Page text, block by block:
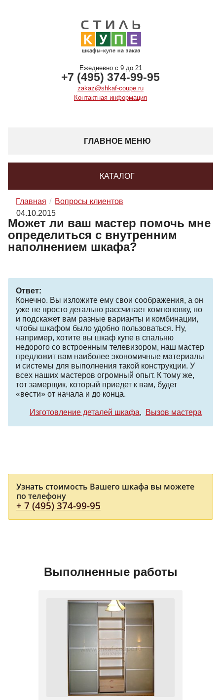
Ежедневно с 9 до 21
+7 (495) 374-99-95
zakaz@shkaf-coupe.ru
Контактная информация
ГЛАВНОЕ МЕНЮ
КАТАЛОГ
Главная
Вопросы клиентов
04.10.2015
Может ли ваш мастер помочь мне
определиться с внутренним
наполнением шкафа?
Ответ:
Конечно. Вы изложите ему свои соображения, а он
уже не просто детально рассчитает компоновку, но
и подскажет вам разные варианты и комбинации,
чтобы шкафом было удобно пользоваться. Ну,
например, хотите вы шкаф купе в спальню
недорого со встроенным телевизором, наш мастер
предложит вам наиболее экономичные материалы
и системы для выполнения такой конструкции. У
всех наших мастеров огромный опыт. К тому же,
тот замерщик, который приедет к вам, будет
«вести» от начала и до конца.
Изготовление деталей шкафа Вызов мастера
Узнать стоимость Вашего шкафа вы можете
по телефону
+ 7 (495) 374-99-95
Выполненные работы